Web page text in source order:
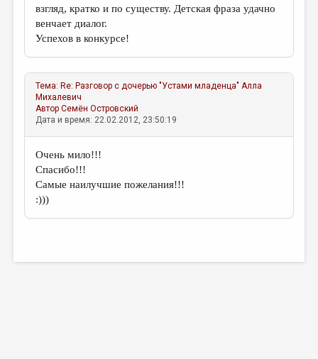
ОТ РЕДАКЦИИ
МАЛАЯ ПРОЗА
ЭССЕИСТИКА
ЛИТЕРАТУРОВЕДЕНИЕ
КУЛЬТУРОВЕДЕНИЕ
РЕЦЕНЗИРОВАНИЕ
ЦИКЛЫ ПУБЛИКАЦИЙ
ТРЕДИАКОВСКИЙ
взгляд, кратко и по существу. Детская фраза удачно
венчает диалог.
Успехов в конкурсе!
Тема: Re: Разговор с дочерью "Устами младенца" Алла
Михалевич
АвторСемён Островский
Дата и время: 22.02.2012, 23:50:19
Очень мило!!!
Спасибо!!!
Самые наилучшие пожелания!!!
:)))